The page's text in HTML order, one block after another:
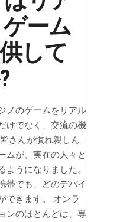
ーム
して
ノのゲームをリアル
けでなく、交流の機
さんが慣れ親しん
ムが、実在の人々と
ようになりました。
帯でも、どのデバイ
できます。 オンラ
ンのほとんどは、専